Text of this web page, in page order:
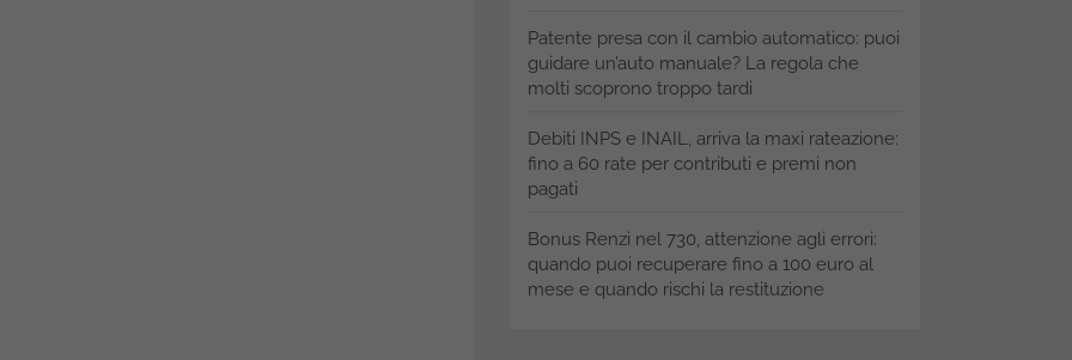
Patente presa con il cambio automatico: puoi
guidare un’auto manuale? La regola che
molti scoprono troppo tardi
Debiti INPS e INAIL, arriva la maxi rateazione:
fino a 60 rate per contributi e premi non
pagati
Bonus Renzi nel 730, attenzione agli errori:
quando puoi recuperare fino a 100 euro al
mese e quando rischi la restituzione